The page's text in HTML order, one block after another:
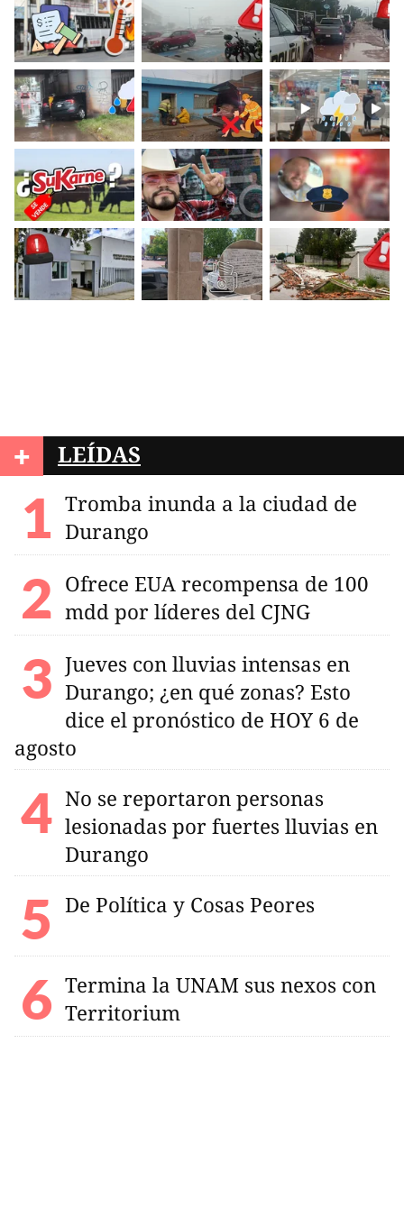
+ LEÍDAS
Tromba inunda a la ciudad de
Durango
Ofrece EUA recompensa de 100
mdd por líderes del CJNG
Jueves con lluvias intensas en
Durango; ¿en qué zonas? Esto
dice el pronóstico de HOY 6 de
agosto
No se reportaron personas
lesionadas por fuertes lluvias en
Durango
De Política y Cosas Peores
Termina la UNAM sus nexos con
Territorium